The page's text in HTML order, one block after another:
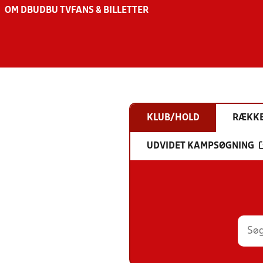
OM DBU DBU TV FANS & BILLETTER
KLUB/HOLD
UDVIDET KAMPSØGNING